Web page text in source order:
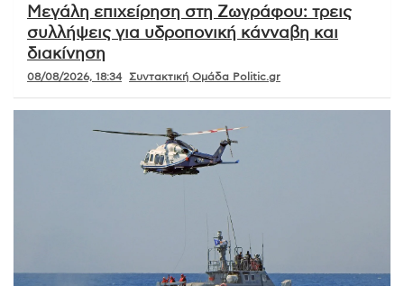
Μεγάλη επιχείρηση στη Ζωγράφου: τρεις
συλλήψεις για υδροπονική κάνναβη και
διακίνηση
08/08/2026, 18:34 Συντακτική Ομάδα Politic.gr